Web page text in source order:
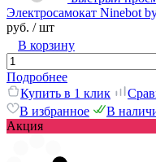
Электросамокат Ninebot
руб. / шт
В корзину
Подробнее
Купить в 1 клик
В избранное
В
Акция